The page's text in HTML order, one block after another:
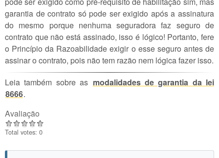
garantia de contrato só pode ser exigido após a assinatura
do mesmo porque nenhuma seguradora faz seguro de
contrato que não está assinado, isso é lógico! Portanto, fere
o Princípio da Razoabilidade exigir o esse seguro antes de
assinar o contrato, pois não tem razão nem lógica fazer isso.
Leia também sobre as modalidades de garantia da lei
8666.
Avaliação
Total votes: 0